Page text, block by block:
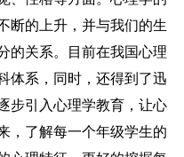
断的上升，并与我们的生
的关系。目前在我国心理
体系，同时，还得到了迅
步引入心理学教育，让心
，了解每一个年级学生的